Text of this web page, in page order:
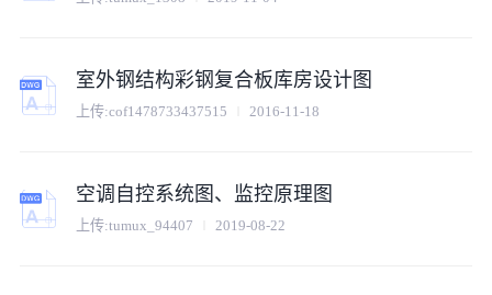
室外钢结构彩钢复合板库房设计图
上传:cof1478733437515 2016-11-18
空调自控系统图、监控原理图
上传:tumux_94407 2019-08-22